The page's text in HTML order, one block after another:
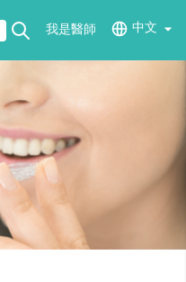
我是醫師 中文